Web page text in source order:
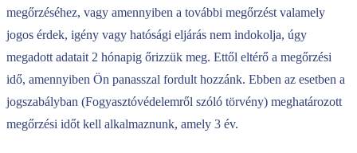
megőrzéséhez, vagy amennyiben a további megőrzést valamely
jogos érdek, igény vagy hatósági eljárás nem indokolja, úgy
megadott adatait 2 hónapig őrizzük meg. Ettől eltérő a megőrzési
idő, amennyiben Ön panasszal fordult hozzánk. Ebben az esetben a
jogszabályban (Fogyasztóvédelemről szóló törvény) meghatározott
megőrzési időt kell alkalmaznunk, amely 3 év.